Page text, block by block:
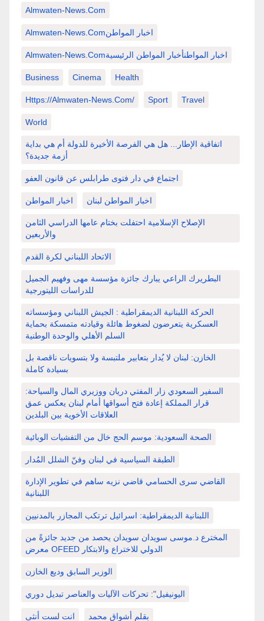
Almwaten-News.com
Almwaten-News.comاخبار المواطن
Almwaten-News.comاخبار المواطنأخبار المواطن الرئيسية
Business Cinema Health
Https://almwaten-News.com/ Sport Travel
World
اتفاقية الإطار... هل هي الفرصة الأخيرة للدولة أم هي بداية
أزمة جديدة؟
اجتماع في دار فتوى طرابلس عن قانون العفو
اخبار المواطن اخبار المواطن لبنان
الإصلاح الإسلامية احتفلت بختام عامها الدراسي الثامن
والأربعين
الاتحاد اللبناني لكرة القدم
البطريرك الراعي يبارك جائزة مؤسسة مهى وفهيم الجميل
للدراسات الليتورجية
الحركة اللبنانية الديمقراطية : الجيش اللبناني ومؤسساته
العسكرية يتعرضون لضغوط هائلة وقيادته متمسكة بحماية
السلم الأهلي والوحدة الوطنية
الخازن: لبنان لا يُدار بتعابير ملتبسة ولا بتسويات ناقصة بل
بسيادة كاملة
السفير السعودي زار المفتي دريان ووزيري المال والسياحة:
قرار المملكة إعادة فتح أسواقها أمام لبنان يعكس عمق
العلاقات الأخوية بين البلدين
الصحة السعودية: موسم الحج خال من التفشيات الوبائية
الطبقة السياسية في لبنان وفنّ الشلل المُدار
القاضي سرى الحسامي قاضي نزيه ساهم في تطوير الإدارة
اللبنانية
اللبنانية الديمقراطية: اسرائيل ترتكب المجازر بالمدنيين
المخترع د.موسى سويدان سويدان يحصد من جديد جائزةً من
معرض OFEED الدولي للاختراع والابتكار
الوزير السابق وديع الخازن
اليونيفيل": تحركات الآليات والعناصر تبديل دوري
انت لست أنثى بقلم أشواق محمد